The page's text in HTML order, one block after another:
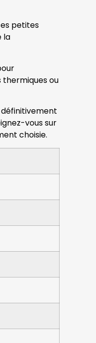
petites
la
thermiques ou
vous sur
choisie.